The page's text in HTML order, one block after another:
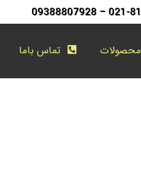
محصولات تماس باما